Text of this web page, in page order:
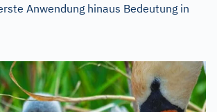
Anwendung hinaus Bedeutung in